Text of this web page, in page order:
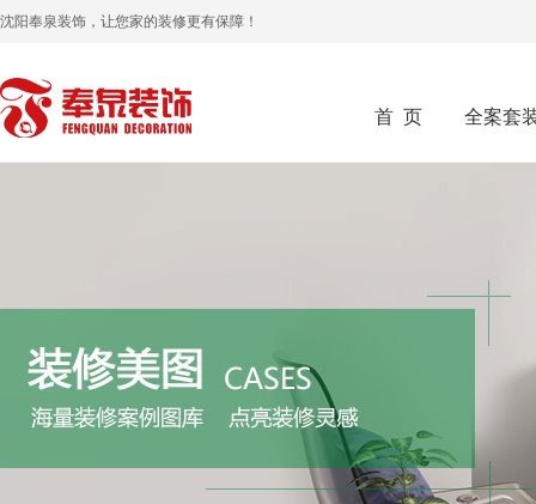
沈阳奉泉装饰，让您家的装修更有保障！
首 页 全案套